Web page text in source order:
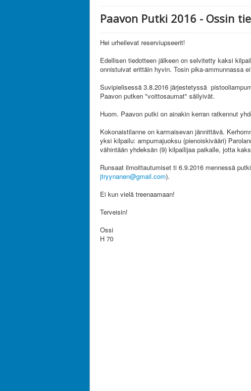
Paavon Putki 2016 - Ossin
Hei urheilevat reserviupseerit!
Edellisen tiedotteen jälkeen on selvitetty kaksi
onnistuivat erittäin hyvin. Tosin pika-ammunnassa
Suvipielisessä 3.8.2016 järjestetyssä
Paavon putken "voittosaumat" säilyivät.
Huom. Paavon putki on ainakin kerran ratkennut
Kokonaistilanne on karmaisevan jännittävä.
yksi kilpailu: ampumajuoksu (pienoiskivääri)
vähintään yhdeksän (9) kilpailijaa paikalle, jotta
Runsaat ilmoittautumiset ti 6.9.2016 mennessä
jtryynanen@gmail.com).
Ei kun vielä treenaamaan!
Terveisin!
Ossi
H 70